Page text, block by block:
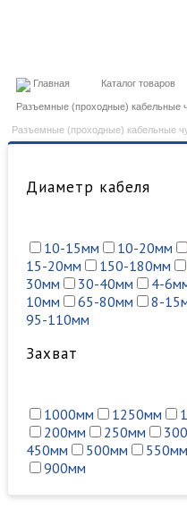
Главная Каталог товаров
Разъемные (проходные) кабельные
Разъемные (проходные) кабельные
Диаметр кабеля
10-15мм 10-20мм
15-20мм
150-180мм
30мм
30-40мм 4-
10мм
65-80мм 8-
95-110мм
Захват
1000мм 1250мм
200мм
250мм
450мм
500мм 550мм
900мм